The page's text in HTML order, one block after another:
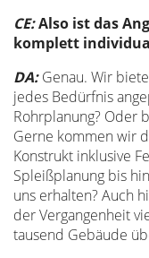
CE:Also ist das
komplett
DA:Genau. Wir
jedes Bedürfnis
Rohrplanung? Oder
Gerne kommen wir
Konstrukt inklusive
Spleißplanung bis
uns erhalten? Auch
der Vergangenheit
tausend Gebäude